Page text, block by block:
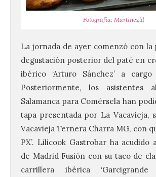
Fotografía: Martínezld
La jornada de ayer comenzó con la
degustación posterior del paté en
ibérico ‘Arturo Sánchez’ a cargo
Posteriormente, los asistentes
Salamanca para Comérsela han
tapa presentada por La Vacavieja,
Vacavieja Ternera Charra MG, con
PX’. Lilicook Gastrobar ha acudido
de Madrid Fusión con su taco de
carrillera ibérica ‘Garcigrande